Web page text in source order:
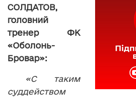
СОЛДАТОВ,
головний
тренер ФК
«Оболонь-
Бровар»:
«С таким
суддейством